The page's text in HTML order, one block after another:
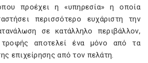
προέχει η «υπηρεσία» η οποία
περισσότερο ευχάριστη την
σε κατάλληλο περιβάλλον,
αποτελεί ένα μόνο από τα
επιχείρησης από τον πελάτη.